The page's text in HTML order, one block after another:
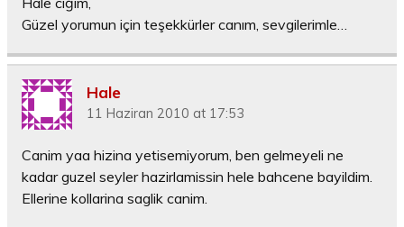
Güzel yorumun için teşekkürler canım, sevgilerimle…
Hale
11 Haziran 2010 at 17:53
Canim yaa hizina yetisemiyorum, ben gelmeyeli ne
kadar guzel seyler hazirlamissin hele bahcene bayildim.
Ellerine kollarina saglik canim.